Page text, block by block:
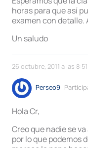
horas para que así
examen con detalle.
Un saludo
26 octubre, 2011 a las
Perseo9
Hola Cr,
Creo que nadie se
por lo que podemos